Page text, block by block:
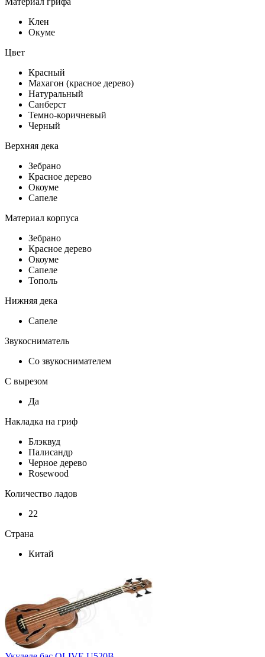
Клен
Окуме
Цвет
Красный
Махагон (красное дерево)
Натуральный
Санберст
Темно-коричневый
Черный
Верхняя дека
Зебрано
Красное дерево
Окоуме
Сапеле
Материал корпуса
Зебрано
Красное дерево
Окоуме
Сапеле
Тополь
Нижняя дека
Сапеле
Звукосниматель
Со звукоснимателем
С вырезом
Да
Накладка на гриф
Блэквуд
Палисандр
Черное дерево
Rosewood
Количество ладов
22
Страна
Китай